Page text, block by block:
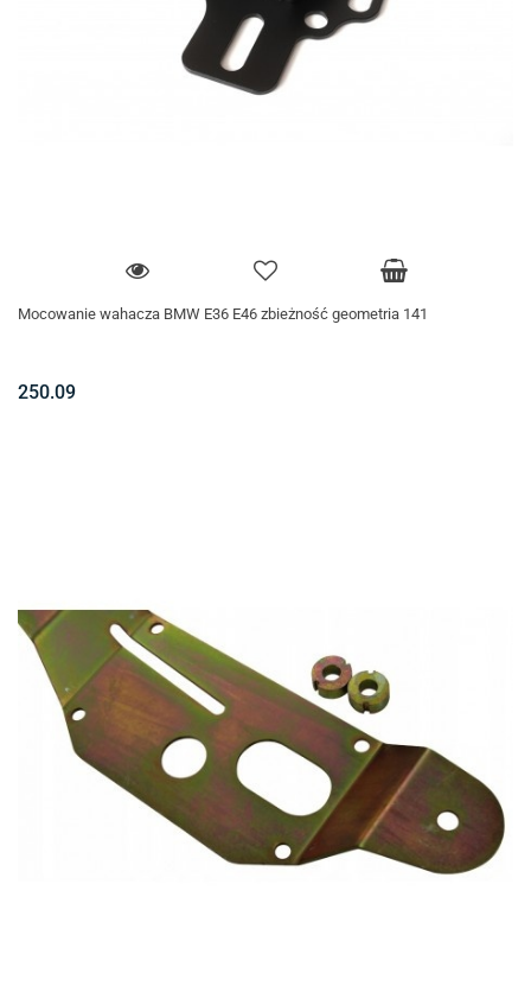
Mocowanie wahacza BMW E36 E46 zbieżność geometria 141
250.09